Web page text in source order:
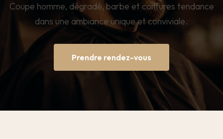
Coupe homme, dégradé, barbe et coiffures tendance
dans une ambiance unique et conviviale.
Prendre rendez-vous